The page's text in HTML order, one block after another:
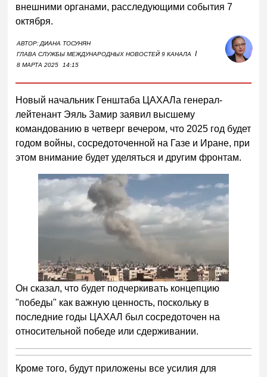
внешними органами, расследующими события 7
октября.
АВТОР:ДИАНА ТОСУНЯН
ГЛАВА СЛУЖБЫ МЕЖДУНАРОДНЫХ НОВОСТЕЙ 9 КАНАЛА
I
8 МАРТА 2025 14:15
Новый начальник Генштаба ЦАХАЛа генерал-
лейтенант Эяль Замир заявил высшему
командованию в четверг вечером, что 2025 год будет
годом войны, сосредоточенной на Газе и Иране, при
этом внимание будет уделяться и другим фронтам.
Он сказал, что будет подчеркивать концепцию
"победы" как важную ценность, поскольку в
последние годы ЦАХАЛ был сосредоточен на
относительной победе или сдерживании.
Кроме того, будут приложены все усилия для